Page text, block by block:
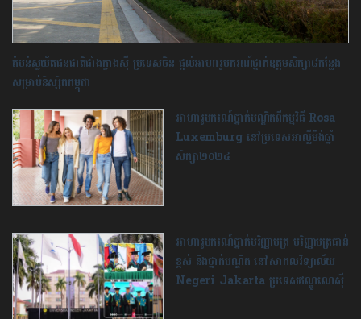
តំបន់ស្វយ័តជនជាតិជាំងក្វាងស៊ី ប្រទេសចិន ផ្តល់អាហារូបករណ៍ថ្នាក់​ឧត្តមសិក្សា​៨កន្លែង
សម្រាប់និស្សិតកម្ពុជា
អាហារូបករណ៍ថ្នាក់បណ្ឌិតពីកម្មវិធី Rosa
Luxemburg នៅប្រទេសអាល្លឺម៉ង់ឆ្នាំ
សិក្សា២០២៤
អាហារូបករណ៍ថ្នាក់បរិញ្ញាបត្រ បរិញ្ញាបត្រជាន់
ខ្ពស់ និងថ្នាក់បណ្ឌិត នៅសាកលវិទ្យាល័យ
Negeri Jakarta ប្រទេសឥណ្ឌូណេសុី